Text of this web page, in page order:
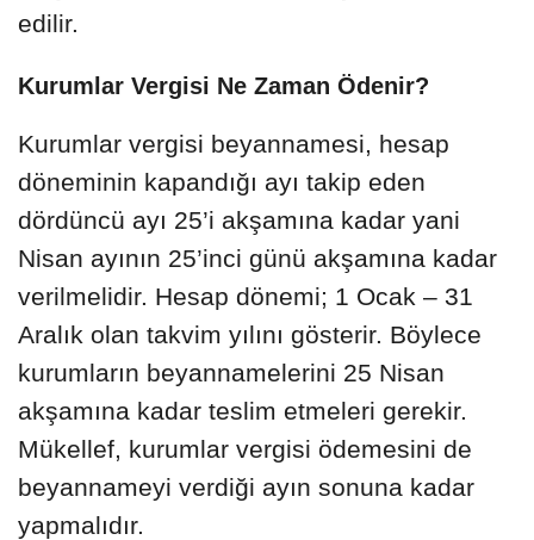
edilir.
Kurumlar Vergisi Ne Zaman Ödenir?
Kurumlar vergisi beyannamesi, hesap
döneminin kapandığı ayı takip eden
dördüncü ayı 25’i akşamına kadar yani
Nisan ayının 25’inci günü akşamına kadar
verilmelidir. Hesap dönemi; 1 Ocak – 31
Aralık olan takvim yılını gösterir. Böylece
kurumların beyannamelerini 25 Nisan
akşamına kadar teslim etmeleri gerekir.
Mükellef, kurumlar vergisi ödemesini de
beyannameyi verdiği ayın sonuna kadar
yapmalıdır.